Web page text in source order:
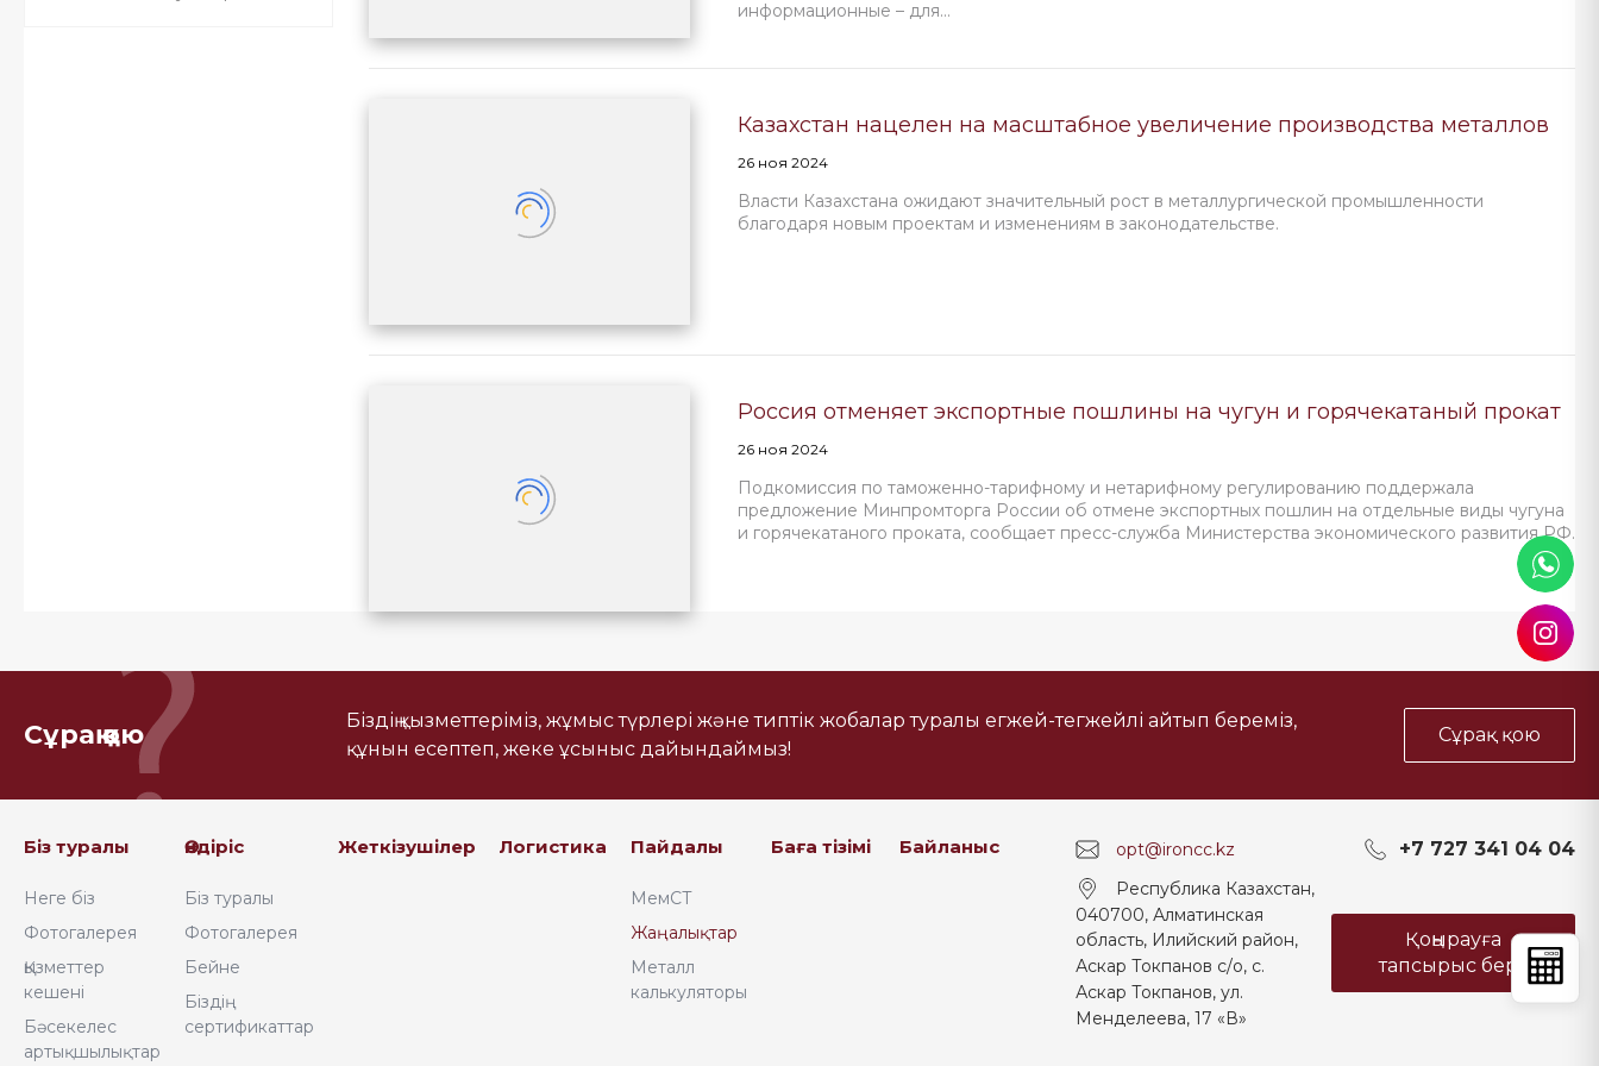
Казахстан, 050061, мкр.
Республика Казахстан,
район, Аскар Токпанов
с/о, Промзона, ул.
Бережинского, 204 «В»
информационные – для...
Казахстан нацелен на масштабное увеличение производства металлов
26 ноя 2024
Власти Казахстана ожидают значительный рост в металлургической промышленности
благодаря новым проектам и изменениям в законодательстве.
Россия отменяет экспортные пошлины на чугун и горячекатаный прокат
26 ноя 2024
Подкомиссия по таможенно-тарифному и нетарифному регулированию поддержала
предложение Минпромторга России об отмене экспортных пошлин на отдельные виды чугуна
и горячекатаного проката, сообщает пресс-служба Министерства экономического развития РФ.
Сұрақ қою
Біздің қызметтеріміз, жұмыс түрлері және типтік жобалар туралы егжей-тегжейлі айтып береміз,
құнын есептеп, жеке ұсыныс дайындаймыз!
Сұрақ қою
Біз туралы
Неге біз
Фотогалерея
Қызметтер
кешені
Бәсекелес
артықшылықтар
Өндіріс
Біз туралы
Фотогалерея
Бейне
Біздің
сертификаттар
Жеткізушілер Логистика Пайдалы
МемСТ
Жаңалықтар
Металл
калькуляторы
Баға тізімі Байланыс opt@ironcc.kz +7 727 341 04 04
Республика Казахстан,
040700, Алматинская
область, Илийский район,
Аскар Токпанов с/о, с.
Аскар Токпанов, ул.
Менделеева, 17 «В»
Қоңырауға
тапсырыс беру